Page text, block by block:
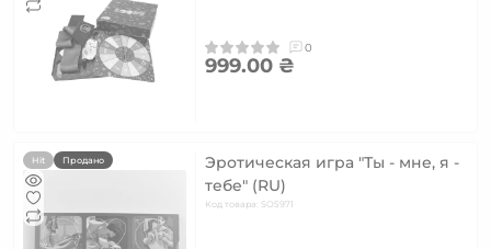
0
999.00 ₴
Hit Продано
Эротическая игра "Ты - мне, я -
тебе" (RU)
Код товара: SO5971